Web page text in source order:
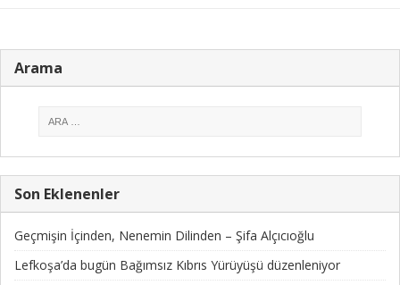
Arama
Son Eklenenler
Geçmişin İçinden, Nenemin Dilinden – Şifa Alçıcıoğlu
Lefkoşa’da bugün Bağımsız Kıbrıs Yürüyüşü düzenleniyor